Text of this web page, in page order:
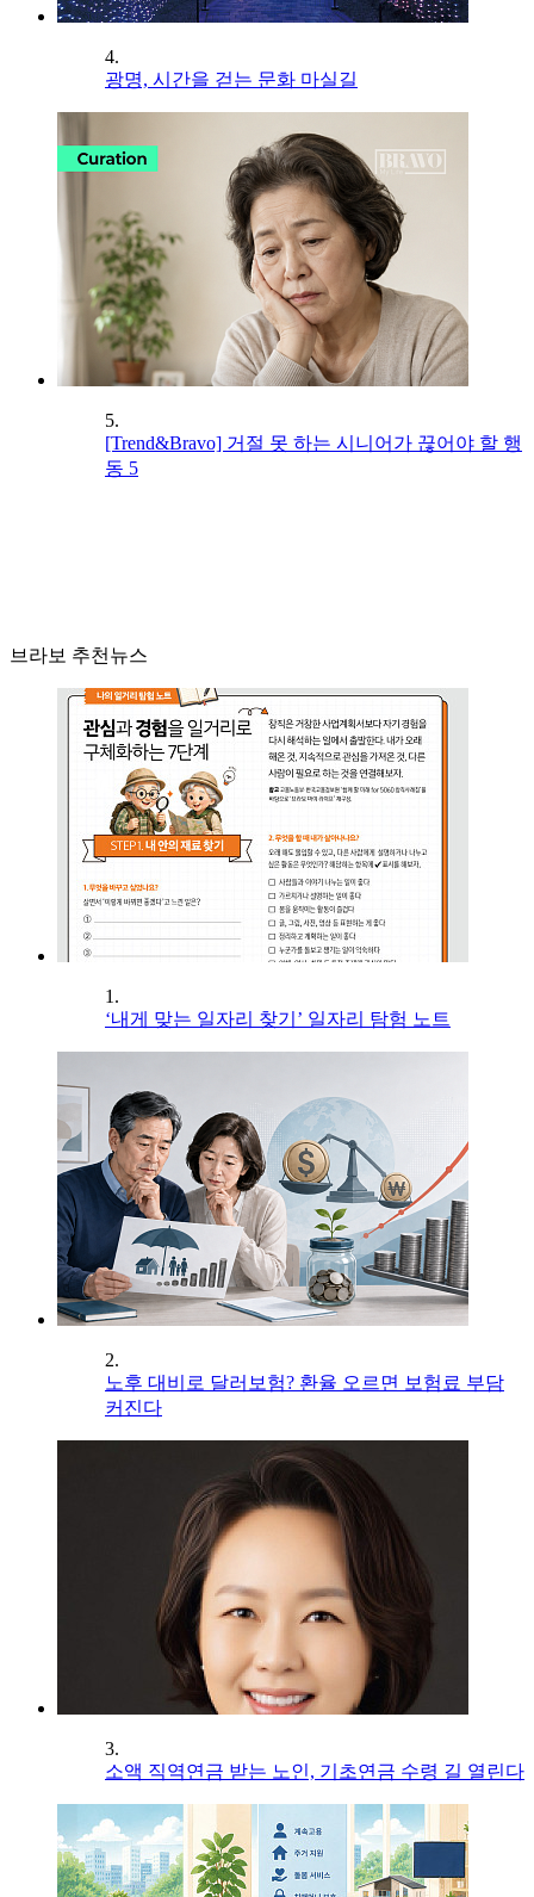
4.
광명, 시간을 걷는 문화 마실길
5.
[Trend&Bravo] 거절 못 하는 시니어가 끊어야 할 행
동 5
브라보 추천뉴스
1.
‘내게 맞는 일자리 찾기’ 일자리 탐험 노트
2.
노후 대비로 달러보험? 환율 오르면 보험료 부담
커진다
3.
소액 직역연금 받는 노인, 기초연금 수령 길 열린다